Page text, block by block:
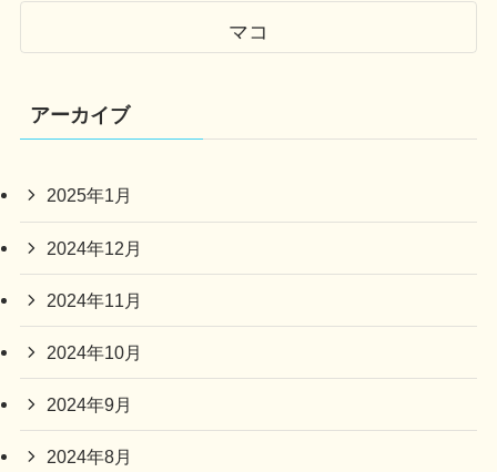
マコ
アーカイブ
2025年1月
2024年12月
2024年11月
2024年10月
2024年9月
2024年8月